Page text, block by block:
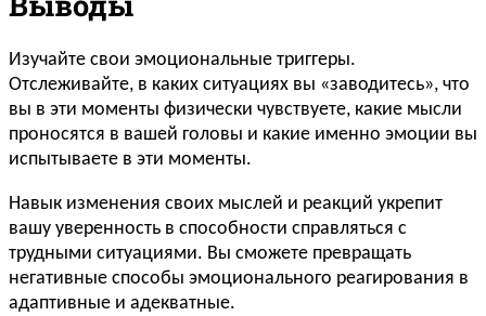
Изучайте свои эмоциональные триггеры.
Отслеживайте, в каких ситуациях вы «заводитесь», что
вы в эти моменты физически чувствуете, какие мысли
проносятся в вашей головы и какие именно эмоции вы
испытываете в эти моменты.
Навык изменения своих мыслей и реакций укрепит
вашу уверенность в способности справляться с
трудными ситуациями. Вы сможете превращать
негативные способы эмоционального реагирования в
адаптивные и адекватные.